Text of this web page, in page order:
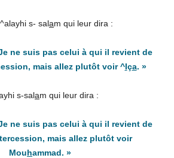
^alayhi s- salam qui leur dira :
ne suis pas celui à qui il revient de
mais allez plutôt voir ^Iça. »
s-salam qui leur dira :
ne suis pas celui à qui il revient de
mais allez plutôt voir
Mouhammad. »